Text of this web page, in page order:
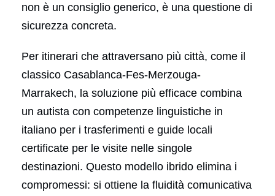
non è un consiglio generico, è una questione di
sicurezza concreta.
Per itinerari che attraversano più città, come il
classico Casablanca-Fes-Merzouga-
Marrakech, la soluzione più efficace combina
un autista con competenze linguistiche in
italiano per i trasferimenti e guide locali
certificate per le visite nelle singole
destinazioni. Questo modello ibrido elimina i
compromessi: si ottiene la fluidità comunicativa